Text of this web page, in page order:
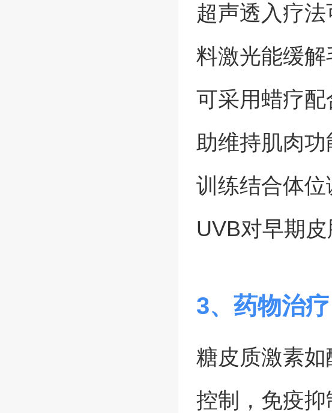
超声透入疗
料激光能缓
可采用蜡疗
助维持肌肉
训练结合体
UVB对早期皮
3、药物治疗
糖皮质激素
控制，免疫